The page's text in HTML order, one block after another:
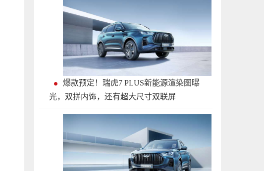
爆款预定！瑞虎7 PLUS新能源渲染图曝
光，双拼内饰，还有超大尺寸双联屏